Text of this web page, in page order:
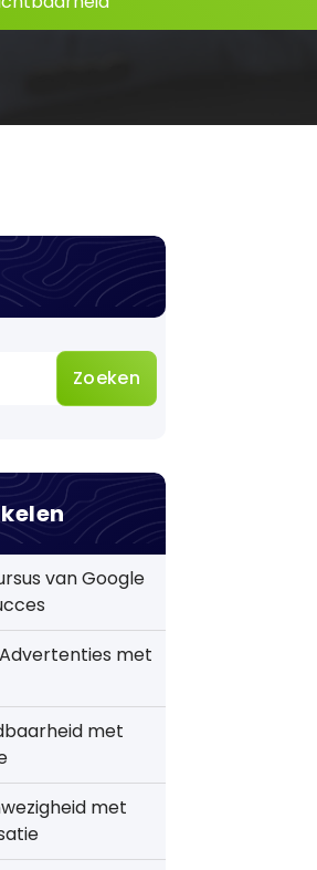
Zoeken
van Google
met
met
met